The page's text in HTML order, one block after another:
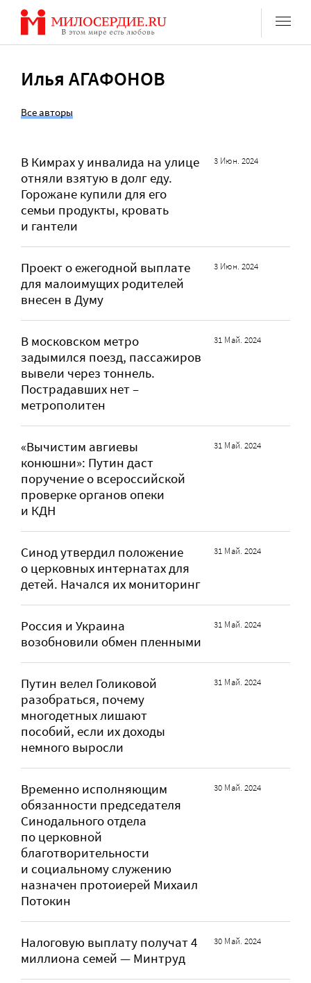
Перейти
содержанию
Илья АГАФОНОВ
Все авторы
В Кимрах у инвалида на улице
отняли взятую в долг еду.
Горожане купили для его
семьи продукты, кровать
и гантели
3 Июн. 2024
Проект о ежегодной выплате
для малоимущих родителей
внесен в Думу
3 Июн. 2024
В московском метро
задымился поезд, пассажиров
вывели через тоннель.
Пострадавших нет –
метрополитен
31 Май. 2024
«Вычистим авгиевы
конюшни»: Путин даст
поручение о всероссийской
проверке органов опеки
и КДН
31 Май. 2024
Синод утвердил положение
о церковных интернатах для
детей. Начался их мониторинг
31 Май. 2024
Россия и Украина
возобновили обмен пленными
31 Май. 2024
Путин велел Голиковой
разобраться, почему
многодетных лишают
пособий, если их доходы
немного выросли
31 Май. 2024
Временно исполняющим
обязанности председателя
Синодального отдела
по церковной
благотворительности
и социальному служению
назначен протоиерей Михаил
Потокин
30 Май. 2024
Налоговую выплату получат 4
миллиона семей — Минтруд
30 Май. 2024